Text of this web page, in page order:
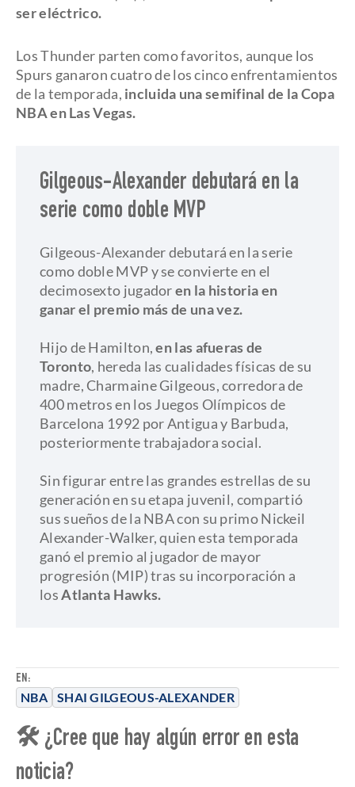
EN:
NBA SHAI GILGEOUS-ALEXANDER
ser eléctrico.
Los Thunder parten como favoritos, aunque los
Spurs ganaron cuatro de los cinco enfrentamientos
de la temporada, incluida una semifinal de la Copa
NBA en Las Vegas.
Gilgeous-Alexander debutará en la
serie como doble MVP
Gilgeous-Alexander debutará en la serie
como doble MVP y se convierte en el
decimosexto jugadoren la historia en
ganar el premio más de una vez.
Hijo de Hamilton,en las afueras de
Toronto, hereda las cualidades físicas de su
madre, Charmaine Gilgeous, corredora de
400 metros en los Juegos Olímpicos de
Barcelona 1992 por Antigua y Barbuda,
posteriormente trabajadora social.
Sin figurar entre las grandes estrellas de su
generación en su etapa juvenil, compartió
sus sueños de la NBA con su primo Nickeil
Alexander-Walker, quien esta temporada
ganó el premio al jugador de mayor
progresión (MIP) tras su incorporación a
losAtlanta Hawks.
🛠 ¿Cree que hay algún error en esta
noticia?